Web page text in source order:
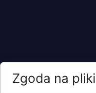
Zgoda na